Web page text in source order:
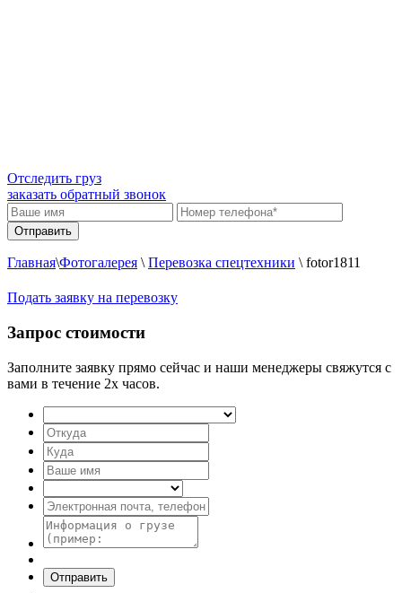
Отследить груз
заказать обратный звонок
Главная\Фотогалерея \ Перевозка спецтехники \ fotor1811
Подать заявку на перевозку
Запрос стоимости
Заполните заявку прямо сейчас и наши менеджеры свяжутся с
вами в течение 2х часов.